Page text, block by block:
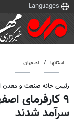
استانها اصفهان
رئیس خانه صنعت و معدن
۹ کارفرمای
سرآمد شدند